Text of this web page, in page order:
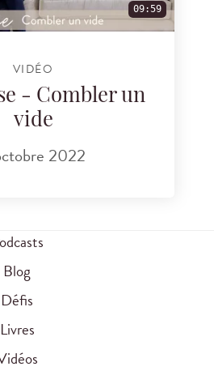
09:59
VIDÉO
- Combler un
vide
2022
Blog
Défis
Livres